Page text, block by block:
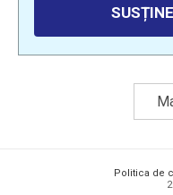
Politica de